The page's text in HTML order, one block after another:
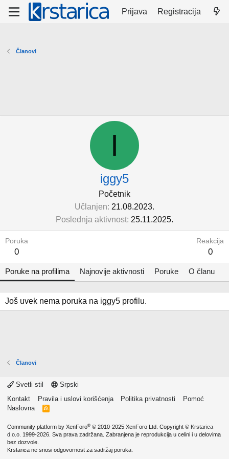
Prijava Registracija
Članovi
I
iggy5
Početnik
Učlanjen 21.08.2023.
Poslednja aktivnost 25.11.2025.
Poruka
0
Reakcija
0
Poruke na profilima Najnovije aktivnosti Poruke O članu
Još uvek nema poruka na iggy5 profilu.
Članovi
Svetli stil
Srpski
Kontakt
Pravila i uslovi korišćenja Politika privatnosti
Pomoć
Naslovna
R
Community platform by XenForo® © 2010-2025 XenForo Ltd. Copyright © Krstarica
d.o.o. 1999-2026. Sva prava zadržana. Zabranjena je reprodukcija u celini i u delovima
bez dozvole.
Krstarica ne snosi odgovornost za sadržaj poruka.